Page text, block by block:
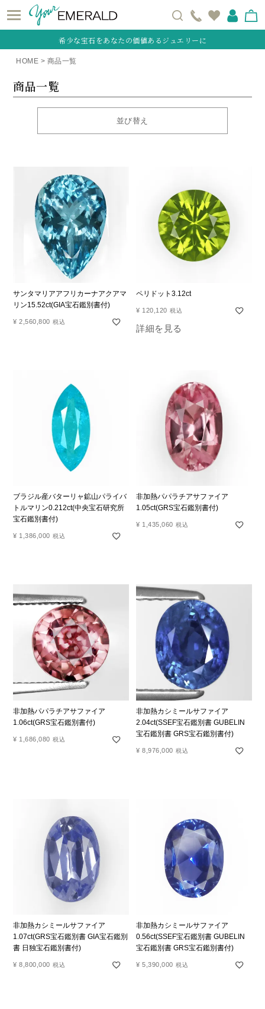
希少な宝石をあなたの価値あるジュエリーに
HOME 商品一覧
商品一覧
並び替え
サンタマリアアフリカーナアクアマ
リン15.52ct(GIA宝石鑑別書付)
¥ 2,560,800 税込
ペリドット3.12ct
¥ 120,120 税込
詳細を見る
ブラジル産バターリャ鉱山パライバ
トルマリン0.212ct(中央宝石研究所
宝石鑑別書付)
¥ 1,386,000 税込
非加熱パパラチアサファイア
1.05ct(GRS宝石鑑別書付)
¥ 1,435,060 税込
非加熱パパラチアサファイア
1.06ct(GRS宝石鑑別書付)
¥ 1,686,080 税込
非加熱カシミールサファイア
2.04ct(SSEF宝石鑑別書 GUBELIN
宝石鑑別書 GRS宝石鑑別書付)
¥ 8,976,000 税込
非加熱カシミールサファイア
1.07ct(GRS宝石鑑別書 GIA宝石鑑別
書 日独宝石鑑別書付)
¥ 8,800,000 税込
非加熱カシミールサファイア
0.56ct(SSEF宝石鑑別書 GUBELIN
宝石鑑別書 GRS宝石鑑別書付)
¥ 5,390,000 税込